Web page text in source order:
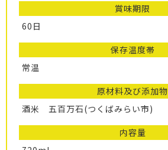
賞味期限
60日
保存温度帯
常温
原材料及び添加物
酒米 五百万石(つくばみらい市)
内容量